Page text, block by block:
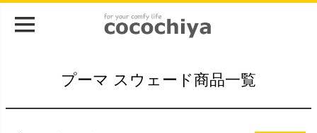
プーマ スウェード商品一覧
登録順
価格が安い順
価格が高い順
在庫なし商品を表示
検索